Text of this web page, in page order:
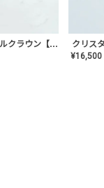
クリスタルクラウン【MA-COHD-01】韓国風クラウン/ウェディングクラウン/ティアラ
¥16,500